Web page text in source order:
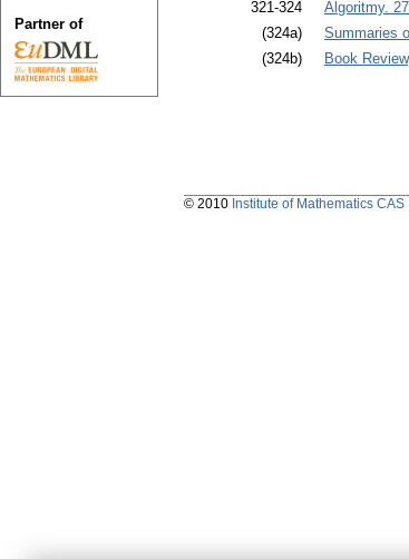
321-324
Algoritmy.
(324a)
Summaries
(324b)
Book Review
Partner of
© 2010 Institute of Mathematics CAS